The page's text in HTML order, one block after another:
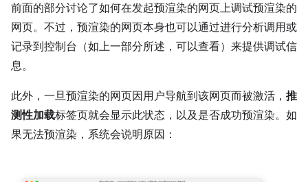
前面的部分讨论了如何在发起预渲染的网页上调试预渲染的
网页。不过，预渲染的网页本身也可以通过进行分析调用或
记录到控制台（如上一部分所述，可以查看）来提供调试信
息。
此外，一旦预渲染的网页因用户导航到该网页而被激活， 推
测性加载标签页就会显示此状态，以及是否成功预渲染。如
果无法预渲染，系统会说明原因：